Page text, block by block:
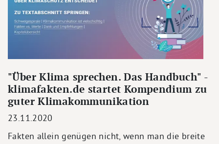
"Über Klima sprechen. Das Handbuch" -
klimafakten.de startet Kompendium zu
guter Klimakommunikation
23.11.2020
Fakten allein genügen nicht, wenn man die breite